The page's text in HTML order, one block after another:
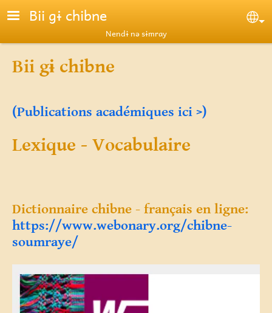
Skip to main content
Bii gɨ chibne
Nendɨ nə sɨmray
Bii gɨ chibne
(Publications académiques ici >)
Lexique - Vocabulaire
Dictionnaire chibne - français en ligne:
https://www.webonary.org/chibne-
soumraye/